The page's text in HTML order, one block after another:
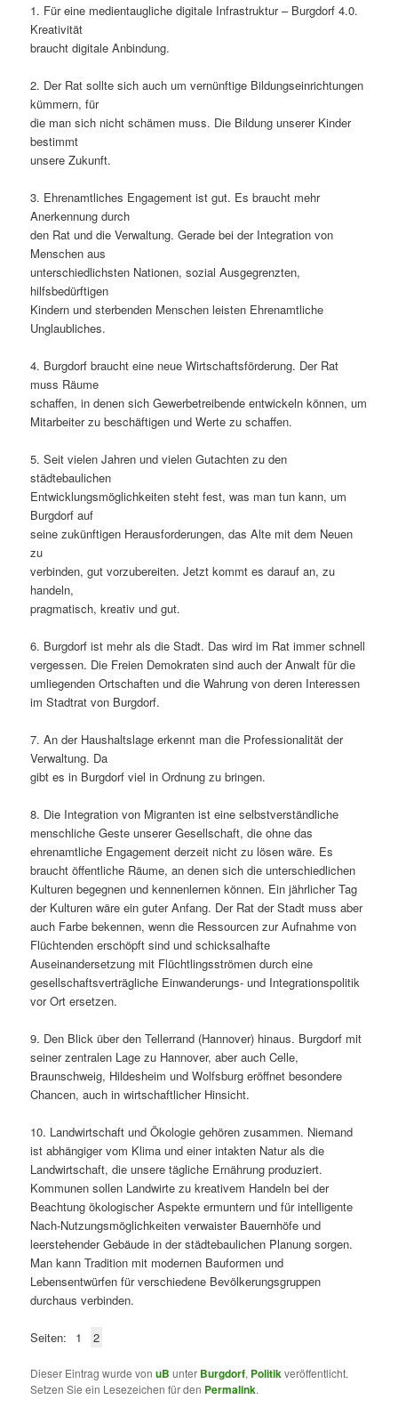
1. Für eine medientaugliche digitale Infrastruktur – Burgdorf 4.0.
Kreativität
braucht digitale Anbindung.
2. Der Rat sollte sich auch um vernünftige Bildungseinrichtungen
kümmern, für
die man sich nicht schämen muss. Die Bildung unserer Kinder
bestimmt
unsere Zukunft.
3. Ehrenamtliches Engagement ist gut. Es braucht mehr
Anerkennung durch
den Rat und die Verwaltung. Gerade bei der Integration von
Menschen aus
unterschiedlichsten Nationen, sozial Ausgegrenzten,
hilfsbedürftigen
Kindern und sterbenden Menschen leisten Ehrenamtliche
Unglaubliches.
4. Burgdorf braucht eine neue Wirtschaftsförderung. Der Rat
muss Räume
schaffen, in denen sich Gewerbetreibende entwickeln können, um
Mitarbeiter zu beschäftigen und Werte zu schaffen.
5. Seit vielen Jahren und vielen Gutachten zu den
städtebaulichen
Entwicklungsmöglichkeiten steht fest, was man tun kann, um
Burgdorf auf
seine zukünftigen Herausforderungen, das Alte mit dem Neuen
zu
verbinden, gut vorzubereiten. Jetzt kommt es darauf an, zu
handeln,
pragmatisch, kreativ und gut.
6. Burgdorf ist mehr als die Stadt. Das wird im Rat immer schnell
vergessen. Die Freien Demokraten sind auch der Anwalt für die
umliegenden Ortschaften und die Wahrung von deren Interessen
im Stadtrat von Burgdorf.
7. An der Haushaltslage erkennt man die Professionalität der
Verwaltung. Da
gibt es in Burgdorf viel in Ordnung zu bringen.
8. Die Integration von Migranten ist eine selbstverständliche
menschliche Geste unserer Gesellschaft, die ohne das
ehrenamtliche Engagement derzeit nicht zu lösen wäre. Es
braucht öffentliche Räume, an denen sich die unterschiedlichen
Kulturen begegnen und kennenlernen können. Ein jährlicher Tag
der Kulturen wäre ein guter Anfang. Der Rat der Stadt muss aber
auch Farbe bekennen, wenn die Ressourcen zur Aufnahme von
Flüchtenden erschöpft sind und schicksalhafte
Auseinandersetzung mit Flüchtlingsströmen durch eine
gesellschaftsverträgliche Einwanderungs- und Integrationspolitik
vor Ort ersetzen.
9. Den Blick über den Tellerrand (Hannover) hinaus. Burgdorf mit
seiner zentralen Lage zu Hannover, aber auch Celle,
Braunschweig, Hildesheim und Wolfsburg eröffnet besondere
Chancen, auch in wirtschaftlicher Hinsicht.
10. Landwirtschaft und Ökologie gehören zusammen. Niemand
ist abhängiger vom Klima und einer intakten Natur als die
Landwirtschaft, die unsere tägliche Ernährung produziert.
Kommunen sollen Landwirte zu kreativem Handeln bei der
Beachtung ökologischer Aspekte ermuntern und für intelligente
Nach-Nutzungsmöglichkeiten verwaister Bauernhöfe und
leerstehender Gebäude in der städtebaulichen Planung sorgen.
Man kann Tradition mit modernen Bauformen und
Lebensentwürfen für verschiedene Bevölkerungsgruppen
durchaus verbinden.
Seiten: 1 2
Dieser Eintrag wurde vonuB unter Burgdorf, Politikveröffentlicht.
Setzen Sie ein Lesezeichen für den Permalink.